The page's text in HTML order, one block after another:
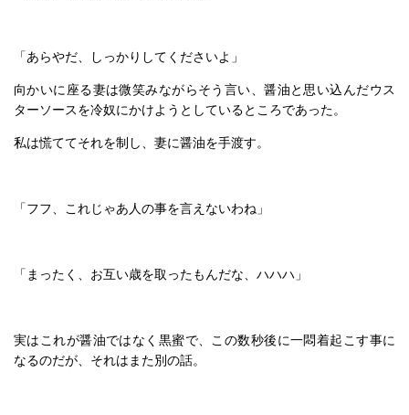
「あらやだ、しっかりしてくださいよ」
向かいに座る妻は微笑みながらそう言い、醤油と思い込んだウス
ターソースを冷奴にかけようとしているところであった。
私は慌ててそれを制し、妻に醤油を手渡す。
「フフ、これじゃあ人の事を言えないわね」
「まったく、お互い歳を取ったもんだな、ハハハ」
実はこれが醤油ではなく黒蜜で、この数秒後に一悶着起こす事に
なるのだが、それはまた別の話。